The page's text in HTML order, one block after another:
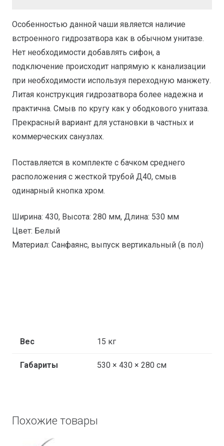
Особенностью данной чаши является наличие
встроенного гидрозатвора как в обычном унитазе.
Нет необходимости добавлять сифон, а
подключение происходит напрямую к канализации
при необходимости используя переходную манжету.
Литая конструкция гидрозатвора более надежна и
практична. Смыв по кругу как у ободкового унитаза.
Прекрасный вариант для установки в частных и
коммерческих санузлах.
Поставляется в комплекте с бачком среднего
расположения с жесткой трубой Д40, смыв
одинарный кнопка хром.
Ширина: 430, Высота: 280 мм, Длина: 530 мм
Цвет: Белый
Материал: Санфаянс, выпуск вертикальный (в пол)
Вес 15 кг
Габариты 530 × 430 × 280 см
Похожие товары